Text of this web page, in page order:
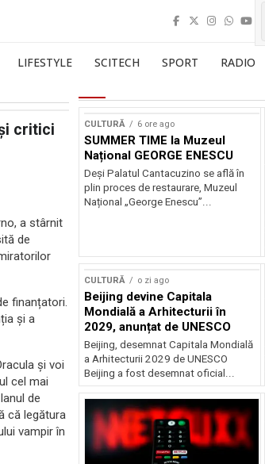
LIFESTYLE SCITECH SPORT RADIO
critici
a stârnit
de
finanțatori.
și a
și voi
cel mai
de
că legătura
vampir în
CULTURĂ 6 ore ago
SUMMER TIME la Muzeul
Național GEORGE ENESCU
Deși Palatul Cantacuzino se află în
plin proces de restaurare, Muzeul
Național „George Enescu”...
CULTURĂ o zi ago
Beijing devine Capitala
Mondială a Arhitecturii în
2029, anunțat de UNESCO
Beijing, desemnat Capitala Mondială
a Arhitecturii 2029 de UNESCO
Beijing a fost desemnat oficial...